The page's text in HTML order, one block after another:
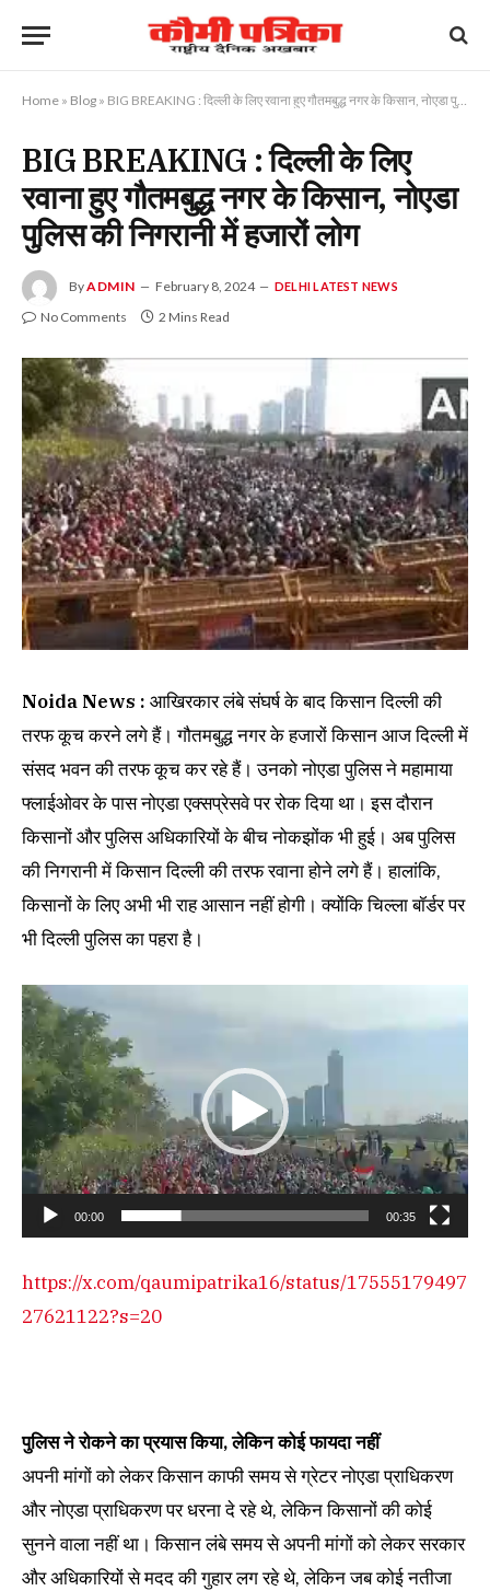
Home » Blog » BIG BREAKING : दिल्ली के लिए रवाना हुए गौतमबुद्ध नगर के किसान, नोएडा पुलिस की निगरानी में हजारों लोग
BIG BREAKING : दिल्ली के लिए
रवाना हुए गौतमबुद्ध नगर के किसान, नोएडा
पुलिस की निगरानी में हजारों लोग
ByADMIN February 8, 2024 DELHI LATEST NEWS
No Comments 2 Mins Read
Noida News : आखिरकार लंबे संघर्ष के बाद किसान दिल्ली की
तरफ कूच करने लगे हैं। गौतमबुद्ध नगर के हजारों किसान आज दिल्ली में
संसद भवन की तरफ कूच कर रहे हैं। उनको नोएडा पुलिस ने महामाया
फ्लाईओवर के पास नोएडा एक्सप्रेसवे पर रोक दिया था। इस दौरान
किसानों और पुलिस अधिकारियों के बीच नोकझोंक भी हुई। अब पुलिस
की निगरानी में किसान दिल्ली की तरफ रवाना होने लगे हैं। हालांकि,
किसानों के लिए अभी भी राह आसान नहीं होगी। क्योंकि चिल्ला बॉर्डर पर
भी दिल्ली पुलिस का पहरा है।
Video
Player
00:00 00:35
https://x.com/qaumipatrika16/status/17555179497
27621122?s=20
पुलिस ने रोकने का प्रयास किया, लेकिन कोई फायदा नहीं
अपनी मांगों को लेकर किसान काफी समय से ग्रेटर नोएडा प्राधिकरण
और नोएडा प्राधिकरण पर धरना दे रहे थे, लेकिन किसानों की कोई
सुनने वाला नहीं था। किसान लंबे समय से अपनी मांगों को लेकर सरकार
और अधिकारियों से मदद की गुहार लग रहे थे, लेकिन जब कोई नतीजा